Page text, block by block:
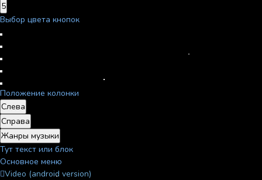
5
Выбор цвета кнопок
Положение колонки
Слева
Справа
Жанры музыки
Тут текст или блок
Основное меню
Video (android version)